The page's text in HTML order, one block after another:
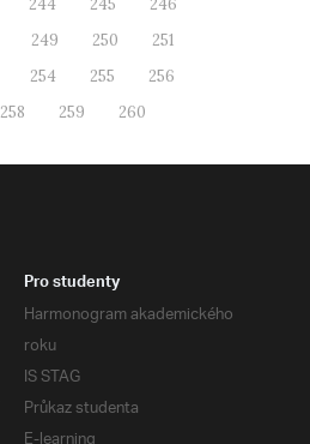
249 250
251
254 255
256
258 259 260
Pro studenty
Harmonogram akademického
roku
IS STAG
Průkaz studenta